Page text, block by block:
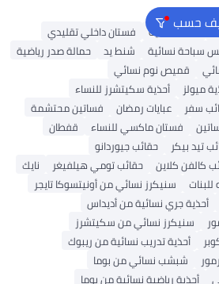
حسب
شنط نسائية
فستان داخلي تقليدي
سباحة نسائية شنط يد
حمالة صدر رياضية
قميص نوم نسائي
ميولز
أحذية سكيتشرز للنساء
سفر عبايات رمضان
فساتين محتشمة
فستان ماكسي للنساء
قفطان
تيد بيكر
حقائب جيوردانو
كالفن كلاين حقائب تومي هيلفيغر
نايك
سنيكرز نسائي من أونيتسوكا تايجر
أحذية جري نسائية من أديداس
سنيكرز نسائي من سكيتشرز
أحذية تدريب نسائية من ريبوك
شبشب نسائي من بوما
أحذية رياضية نسائية من بوما